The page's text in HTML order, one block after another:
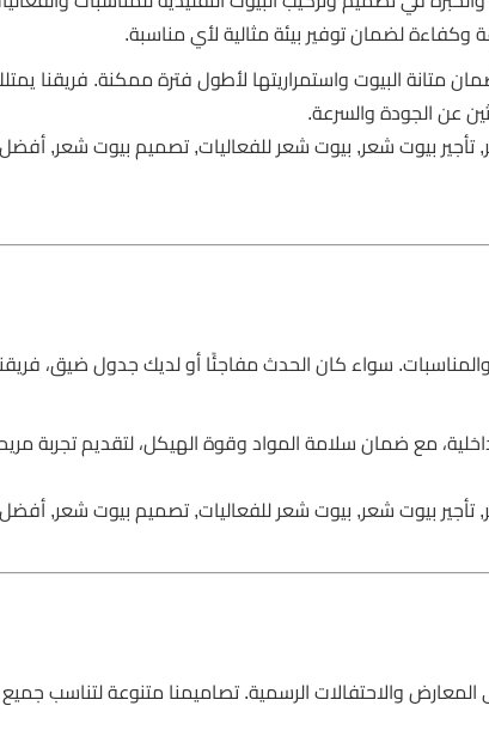
لضمان توفير بيئة مثالية لأي مناسبة.
متانة البيوت واستمراريتها لأطول فترة ممكنة. فريقنا
عن الجودة والسرعة.
بيوت شعر, بيوت شعر للفعاليات, تصميم بيوت شعر, أفضل
والمناسبات. سواء كان الحدث مفاجئًا أو لديك جدول ضيق،
مع ضمان سلامة المواد وقوة الهيكل، لتقديم تجربة
بيوت شعر, بيوت شعر للفعاليات, تصميم بيوت شعر, أفضل
المعارض والاحتفالات الرسمية. تصاميمنا متنوعة لتناسب جميع